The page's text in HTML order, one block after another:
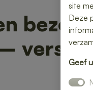
vers,
site
Deze
Geef